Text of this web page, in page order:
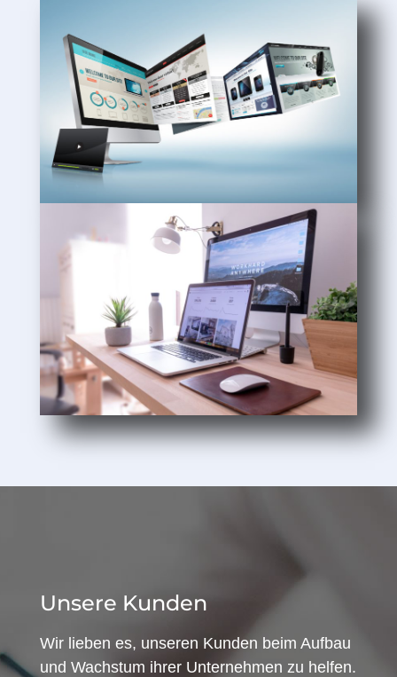
Unsere Kunden
Wir lieben es, unseren Kunden beim Aufbau
und Wachstum ihrer Unternehmen zu helfen.